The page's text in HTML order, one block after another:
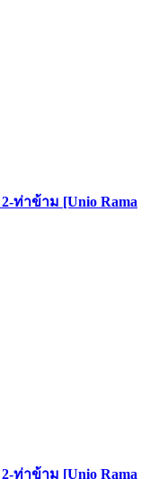
ท่าข้าม [Unio Rama
ท่าข้าม [Unio Rama